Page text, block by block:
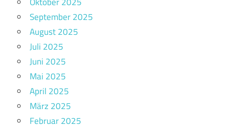
September 2025
August 2025
Juli 2025
Juni 2025
Mai 2025
April 2025
März 2025
Februar 2025